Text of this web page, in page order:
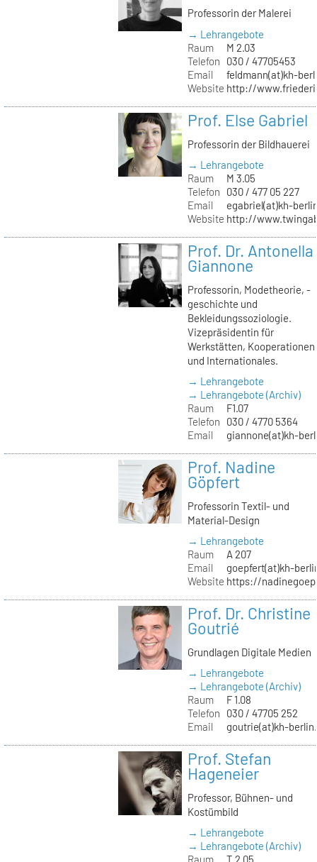
Professorin der Malerei
→ Lehrangebote
Raum
M 2.03
Telefon
030 / 47705453
Email
feldmann(at)kh-
Website http://
Prof. Else Gabriel
Professorin der Bildhauerei
→ Lehrangebote
Raum
M 3.05
Telefon
030 / 477 05 227
Email
egabriel(at)kh-
Website http://
Prof. Dr. Antonella
Giannone
Professorin, Modetheorie, -
geschichte und
Bekleidungssoziologie.
Vizepräsidentin für
Werkstätten, Kooperationen
und Internationales.
→ Lehrangebote
→ Lehrangebote (Archiv)
Raum
F1.07
Telefon
030 / 4770 5364
Email
giannone(at)kh-
Prof. Nadine
Göpfert
Professorin Textil- und
Material-Design
→ Lehrangebote
Raum
A 207
Email
goepfert(at)kh-
Website https://
Prof. Dr. Christine
Goutrié
Grundlagen Digitale Medien
→ Lehrangebote
→ Lehrangebote (Archiv)
Raum
F 1.08
Telefon
030 / 47705 252
Email
goutrie(at)kh-
Prof. Stefan
Hageneier
Professor, Bühnen- und
Kostümbild
→ Lehrangebote
→ Lehrangebote (Archiv)
Raum
T 2.05